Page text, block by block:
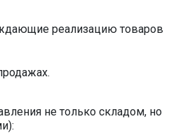
реализацию товаров
не только складом, но